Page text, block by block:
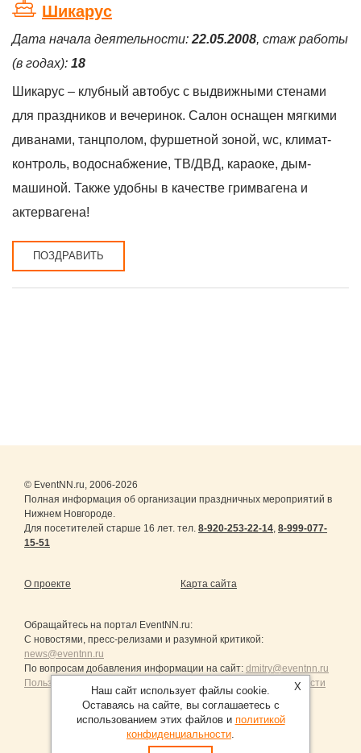
Шикарус
Дата начала деятельности: 22.05.2008, стаж работы
(в годах): 18
Шикарус – клубный автобус с выдвижными стенами
для праздников и вечеринок. Салон оснащен мягкими
диванами, танцполом, фуршетной зоной, wc, климат-
контроль, водоснабжение, TВ/ДВД, караоке, дым-
машиной. Также удобны в качестве гримвагена и
актервагена!
ПОЗДРАВИТЬ
© EventNN.ru, 2006-2026
Полная информация об организации праздничных мероприятий в
Нижнем Новгороде.
Для посетителей старше 16 лет. тел. 8-920-253-22-14, 8-999-077-
15-51
О проекте Карта сайта
Обращайтесь на портал EventNN.ru:
С новостями, пресс-релизами и разумной критикой:
news@eventnn.ru
По вопросам добавления информации на сайт: dmitry@eventnn.ru
Пользовательское Соглашение и политика конфиденциальности
Продвижение сайтов Санкт-Петербург
X
Наш сайт использует файлы cookie.
Оставаясь на сайте, вы соглашаетесь с
использованием этих файлов и политикой
конфиденциальности.